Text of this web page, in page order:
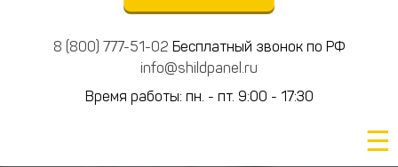
8 (800) 777-51-02 Бесплатный звонок по РФ
info@shildpanel.ru
Время работы: пн. - пт. 9:00 - 17:30
☰